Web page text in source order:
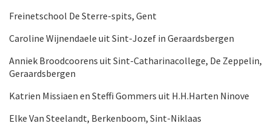
Freinetschool De Sterre-spits, Gent
Caroline Wijnendaele uit Sint-Jozef in Geraardsbergen
Anniek Broodcoorens uit Sint-Catharinacollege, De Zeppelin,
Geraardsbergen
Katrien Missiaen en Steffi Gommers uit H.H.Harten Ninove
Elke Van Steelandt, Berkenboom, Sint-Niklaas